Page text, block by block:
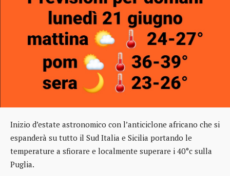
Inizio d’estate astronomico con l’anticiclone africano che si
espanderà su tutto il Sud Italia e Sicilia portando le
temperature a sfiorare e localmente superare i 40°c sulla
Puglia.